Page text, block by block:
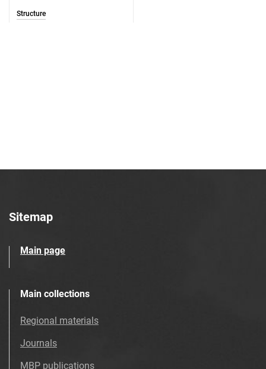
30
Tarnowskie Azoty : tygodnik. 2000, nr
34
35
Structure
Sitemap
Main page
Main collections
Regional materials
Journals
MBP publications